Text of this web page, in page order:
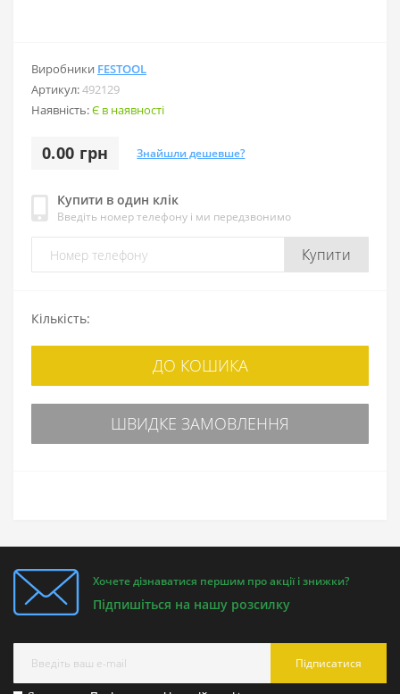
Виробники FESTOOL
Артикул:492129
Наявність:Є в наявності
0.00 грн Знайшли дешевше?
Купити в один клік
Введіть номер телефону і ми передзвонимо
Купити
Кількість:
ДО КОШИКА
ШВИДКЕ ЗАМОВЛЕННЯ
Хочете дізнаватися першим про акції і знижки?
Підпишіться на нашу розсилку
Підписатися